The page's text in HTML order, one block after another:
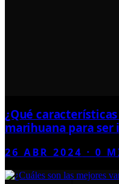
¿Qué
marihuana para ser
26 ABR 2024 ·0